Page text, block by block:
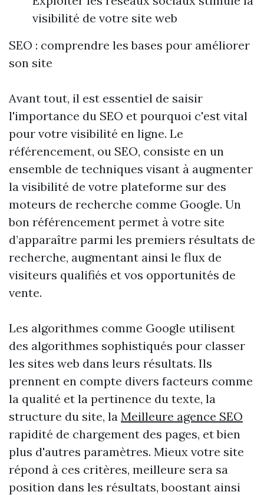
visibilité de votre site web
SEO : comprendre les bases pour améliorer
son site
Avant tout, il est essentiel de saisir
l'importance du SEO et pourquoi c'est vital
pour votre visibilité en ligne. Le
référencement, ou SEO, consiste en un
ensemble de techniques visant à augmenter
la visibilité de votre plateforme sur des
moteurs de recherche comme Google. Un
bon référencement permet à votre site
d’apparaître parmi les premiers résultats de
recherche, augmentant ainsi le flux de
visiteurs qualifiés et vos opportunités de
vente.
Les algorithmes comme Google utilisent
des algorithmes sophistiqués pour classer
les sites web dans leurs résultats. Ils
prennent en compte divers facteurs comme
la qualité et la pertinence du texte, la
structure du site, la Meilleure agence SEO
rapidité de chargement des pages, et bien
plus d'autres paramètres. Mieux votre site
répond à ces critères, meilleure sera sa
position dans les résultats, boostant ainsi